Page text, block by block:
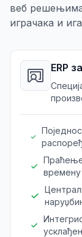
веб
играчака и
ERP
времену